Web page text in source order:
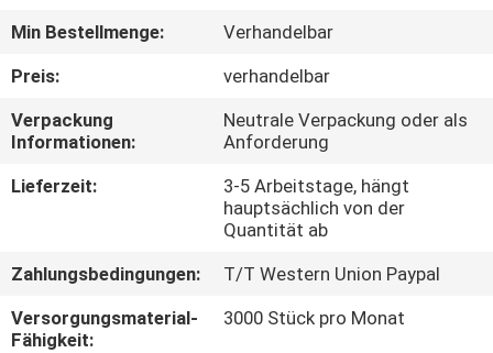
QUALITÄTSKONTROLLE
KONTAKTIERE
UNS
EIN
ZITAT
Min Bestellmenge:
Verhandelbar
Preis:
verhandelbar
Verpackung
Informationen:
Neutrale Verpackung oder als
Anforderung
Lieferzeit:
3-5 Arbeitstage, hängt
hauptsächlich von der
Quantität ab
Zahlungsbedingungen:
T/T Western Union Paypal
Versorgungsmaterial-
Fähigkeit:
3000 Stück pro Monat